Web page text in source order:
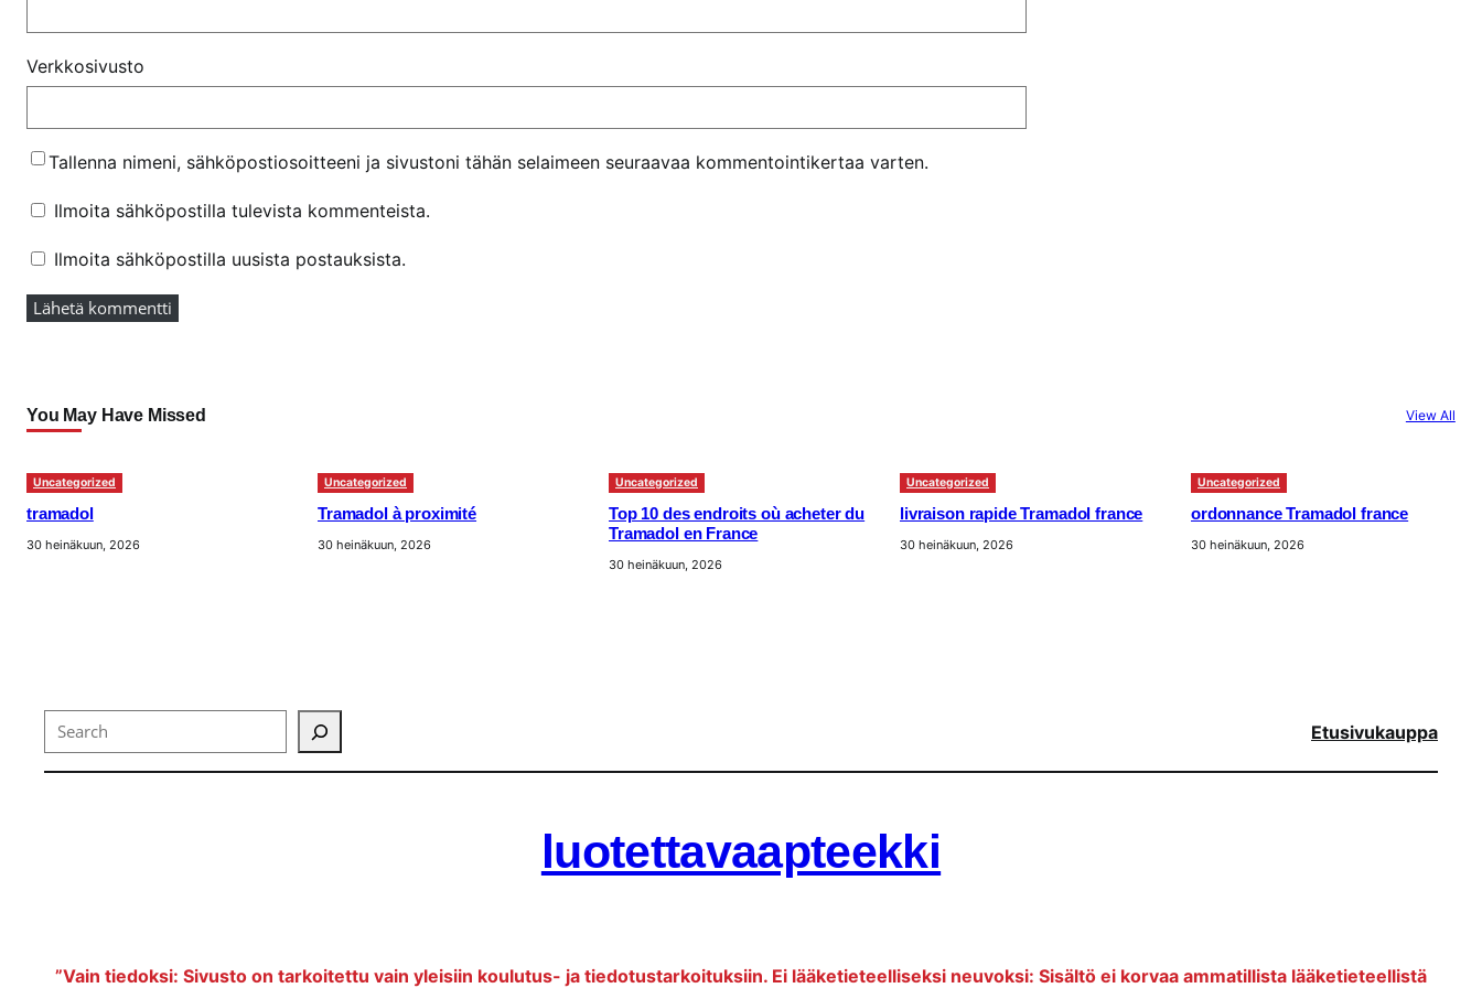
Verkkosivusto
Tallenna nimeni, sähköpostiosoitteeni ja sivustoni tähän selaimeen seuraavaa kommentointikertaa varten.
Ilmoita sähköpostilla tulevista kommenteista.
Ilmoita sähköpostilla uusista postauksista.
You May Have Missed View All
Uncategorized
tramadol
30 heinäkuun, 2026
Uncategorized
Tramadol à proximité
30 heinäkuun, 2026
Uncategorized
Top 10 des endroits où acheter du
Tramadol en France
30 heinäkuun, 2026
Uncategorized
livraison rapide Tramadol france
30 heinäkuun, 2026
Uncategorized
ordonnance Tramadol france
30 heinäkuun, 2026
Search Etusivukauppa
luotettavaapteekki
”Vain tiedoksi: Sivusto on tarkoitettu vain yleisiin koulutus- ja tiedotustarkoituksiin. Ei lääketieteelliseksi neuvoksi: Sisältö ei korvaa ammatillista lääketieteellistä